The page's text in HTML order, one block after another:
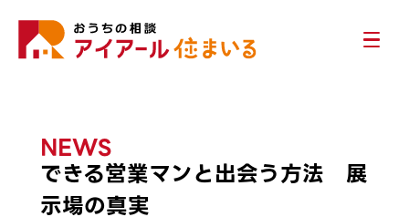
NEWS
できる営業マンと出会う方法 展
示場の真実